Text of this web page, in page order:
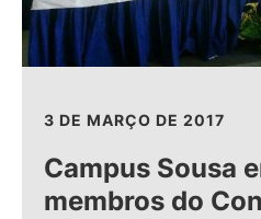
3 DE MARÇO DE 2017
Campus Sousa
membros do